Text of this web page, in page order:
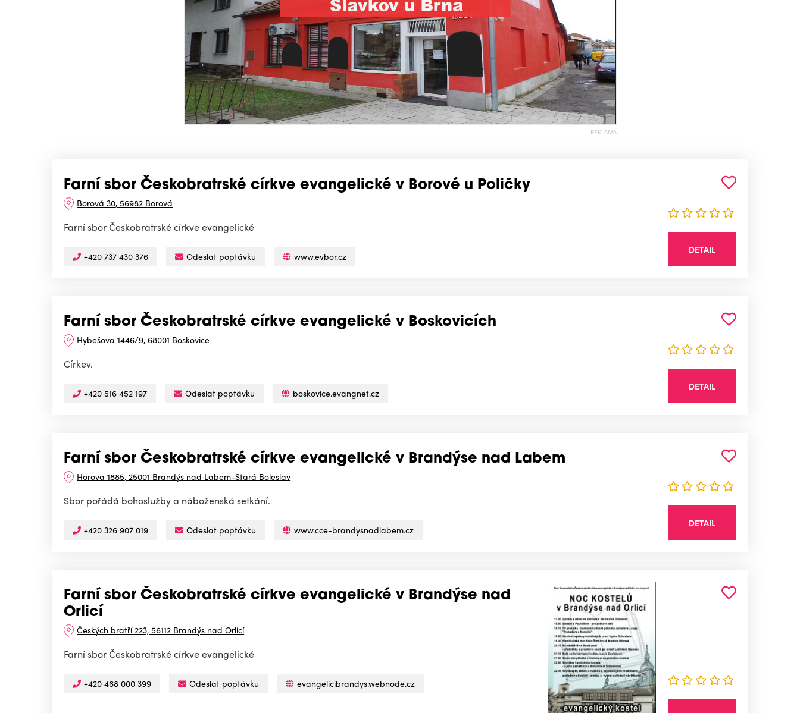
REKLAMA
Farní sbor Českobratrské církve evangelické v Borové u Poličky
Borová 30, 56982 Borová
Farní sbor Českobratrské církve evangelické
+420 737 430 376 Odeslat poptávku www.evbor.cz
DETAIL
Farní sbor Českobratrské církve evangelické v Boskovicích
Hybešova 1446/9, 68001 Boskovice
Církev.
+420 516 452 197 Odeslat poptávku boskovice.evangnet.cz
DETAIL
Farní sbor Českobratrské církve evangelické v Brandýse nad Labem
Horova 1885, 25001 Brandýs nad Labem-Stará Boleslav
Sbor pořádá bohoslužby a náboženská setkání.
+420 326 907 019 Odeslat poptávku www.cce-brandysnadlabem.cz
DETAIL
Farní sbor Českobratrské církve evangelické v Brandýse nad
Orlicí
Českých bratří 223, 56112 Brandýs nad Orlicí
Farní sbor Českobratrské církve evangelické
+420 468 000 399 Odeslat poptávku evangelicibrandys.webnode.cz